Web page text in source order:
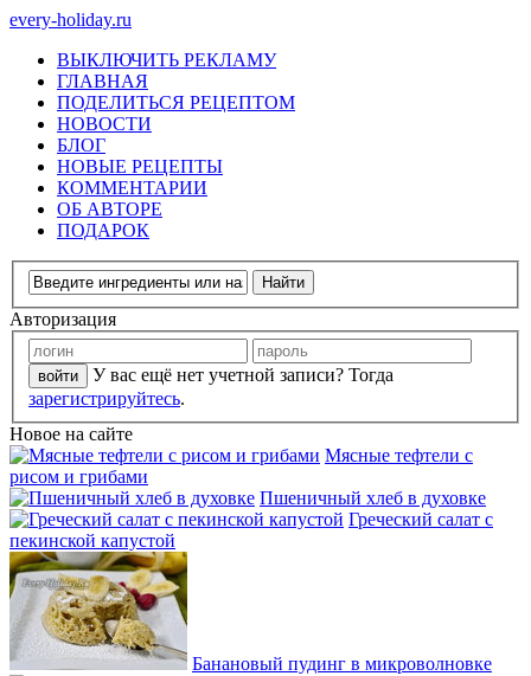
every-holiday.ru
ВЫКЛЮЧИТЬ РЕКЛАМУ
ГЛАВНАЯ
ПОДЕЛИТЬСЯ РЕЦЕПТОМ
НОВОСТИ
БЛОГ
НОВЫЕ РЕЦЕПТЫ
КОММЕНТАРИИ
ОБ АВТОРЕ
ПОДАРОК
Авторизация
У вас ещё нет учетной записи? Тогда
зарегистрируйтесь.
Новое на сайте
Мясные тефтели с
рисом и грибами
Пшеничный хлеб в духовке
Греческий салат с
пекинской капустой
Банановый пудинг в микроволновке